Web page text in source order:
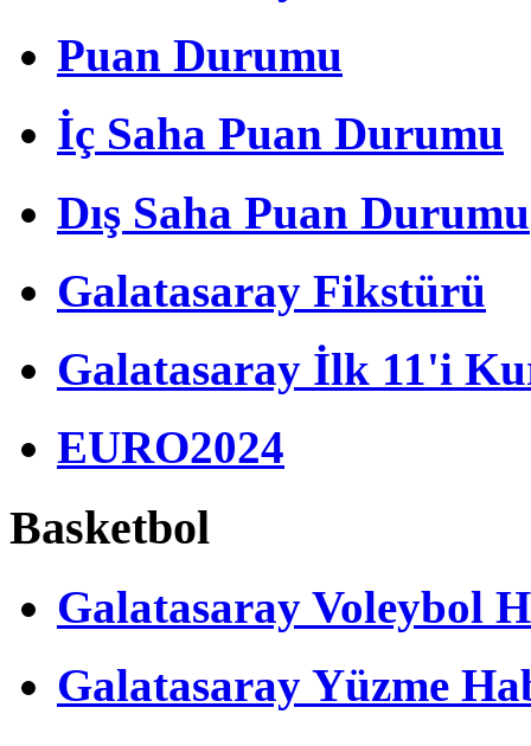
Puan Durumu
İç Saha Puan Durumu
Dış Saha Puan Durumu
Galatasaray Fikstürü
Galatasaray İlk 11'i
EURO2024
Basketbol
Galatasaray Voleybol
Galatasaray Yüzme